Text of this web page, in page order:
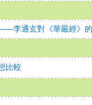
李通玄對《華嚴經》
比較